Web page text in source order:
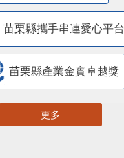
苗栗縣攜手串連愛心平台
苗栗縣產業金實卓越獎
更多